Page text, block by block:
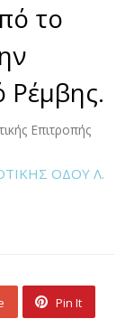
το
Ρέμβης.
Επιτροπής
ΟΔΟΥ Λ.
Pin It